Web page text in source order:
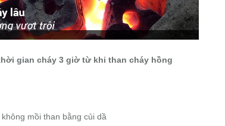
gian cháy 3 giờ từ khi than cháy hồng
mồi than bằng củi dầ